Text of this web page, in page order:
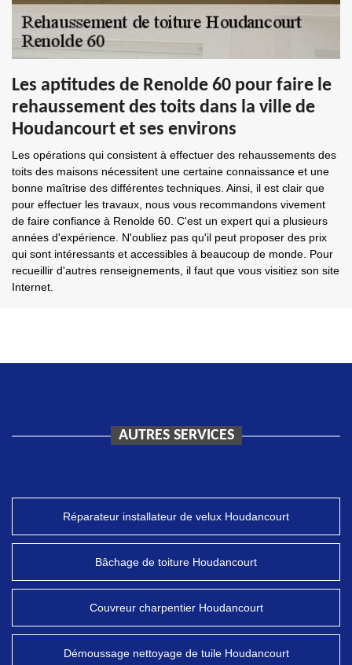
Les aptitudes de Renolde 60 pour faire le
rehaussement des toits dans la ville de
Houdancourt et ses environs
Les opérations qui consistent à effectuer des rehaussements des
toits des maisons nécessitent une certaine connaissance et une
bonne maîtrise des différentes techniques. Ainsi, il est clair que
pour effectuer les travaux, nous vous recommandons vivement
de faire confiance à Renolde 60. C'est un expert qui a plusieurs
années d'expérience. N'oubliez pas qu'il peut proposer des prix
qui sont intéressants et accessibles à beaucoup de monde. Pour
recueillir d'autres renseignements, il faut que vous visitiez son site
Internet.
AUTRES SERVICES
Réparateur installateur de velux Houdancourt
Bâchage de toiture Houdancourt
Couvreur charpentier Houdancourt
Démoussage nettoyage de tuile Houdancourt